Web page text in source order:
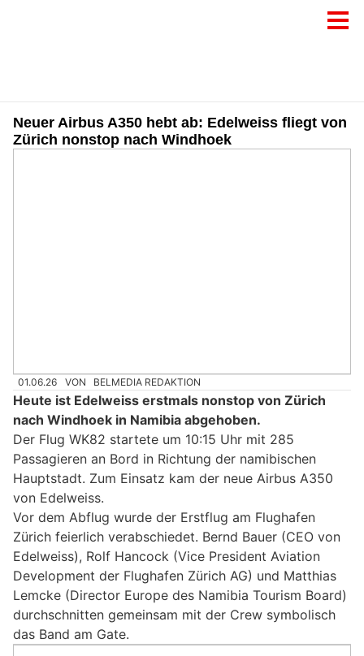
Neuer Airbus A350 hebt ab: Edelweiss fliegt von
Zürich nonstop nach Windhoek
01.06.26 VON BELMEDIA REDAKTION
Heute ist Edelweiss erstmals nonstop von Zürich
nach Windhoek in Namibia abgehoben.
Der Flug WK82 startete um 10:15 Uhr mit 285
Passagieren an Bord in Richtung der namibischen
Hauptstadt. Zum Einsatz kam der neue Airbus A350
von Edelweiss.
Vor dem Abflug wurde der Erstflug am Flughafen
Zürich feierlich verabschiedet. Bernd Bauer (CEO von
Edelweiss), Rolf Hancock (Vice President Aviation
Development der Flughafen Zürich AG) und Matthias
Lemcke (Director Europe des Namibia Tourism Board)
durchschnitten gemeinsam mit der Crew symbolisch
das Band am Gate.